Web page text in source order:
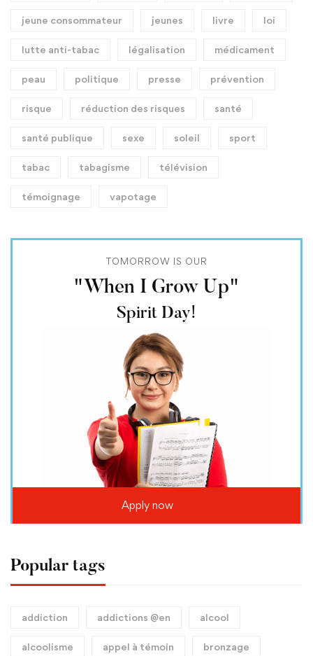
jeune consommateur jeunes livre loi
lutte anti-tabac légalisation médicament
peau politique presse prévention
risque réduction des risques santé
santé publique sexe soleil sport
tabac tabagisme télévision
témoignage vapotage
TOMORROW IS OUR
"When I Grow Up"
Spirit Day!
Apply now
Popular tags
addiction addictions @en alcool
alcoolisme appel à témoin bronzage